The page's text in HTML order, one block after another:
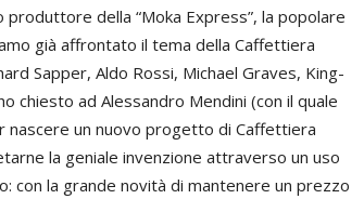
della “Moka Express”, la popolare
già affrontato il tema della Caffettiera
Sapper, Aldo Rossi, Michael Graves, King-
chiesto ad Alessandro Mendini (con il quale
nascere un nuovo progetto di Caffettiera
la geniale invenzione attraverso un uso
con la grande novità di mantenere un prezzo